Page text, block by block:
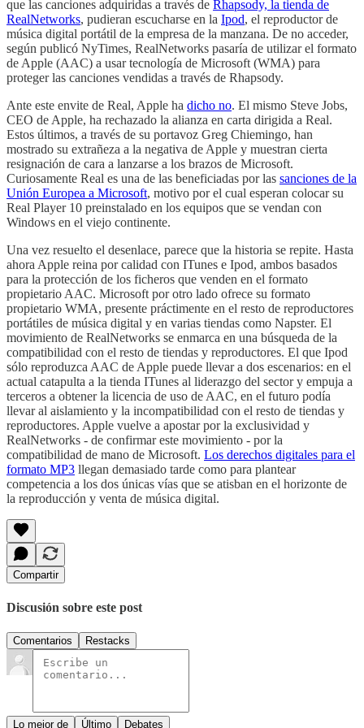
que las canciones adquiridas a través de Rhapsody, la tienda de
RealNetworks, pudieran escucharse en la Ipod, el reproductor de
música digital portátil de la empresa de la manzana. De no acceder,
según publicó NyTimes, RealNetworks pasaría de utilizar el formato
de Apple (AAC) a usar tecnología de Microsoft (WMA) para
proteger las canciones vendidas a través de Rhapsody.
Ante este envite de Real, Apple ha dicho no. El mismo Steve Jobs,
CEO de Apple, ha rechazado la alianza en carta dirigida a Real.
Estos últimos, a través de su portavoz Greg Chiemingo, han
mostrado su extrañeza a la negativa de Apple y muestran cierta
resignación de cara a lanzarse a los brazos de Microsoft.
Curiosamente Real es una de las beneficiadas por las sanciones de la
Unión Europea a Microsoft, motivo por el cual esperan colocar su
Real Player 10 preinstalado en los equipos que se vendan con
Windows en el viejo continente.
Una vez resuelto el desenlace, parece que la historia se repite. Hasta
ahora Apple reina por calidad con ITunes e Ipod, ambos basados
para la protección de los ficheros que venden en el formato
propietario AAC. Microsoft por otro lado ofrece su formato
propietario WMA, presente práctimente en el resto de reproductores
portátiles de música digital y en varias tiendas como Napster. El
movimiento de RealNetworks se enmarca en una búsqueda de la
compatibilidad con el resto de tiendas y reproductores. El que Ipod
sólo reproduzca AAC de Apple puede llevar a dos escenarios: en el
actual catapulta a la tienda ITunes al liderazgo del sector y empuja a
terceros a obtener la licencia de uso de AAC, en el futuro podía
llevar al aislamiento y la incompatibilidad con el resto de tiendas y
reproductores. Apple vuelve a apostar por la exclusividad y
RealNetworks - de confirmar este movimiento - por la
compatibilidad de mano de Microsoft. Los derechos digitales para el
formato MP3 llegan demasiado tarde como para plantear
competencia a los dos únicas vías que se atisban en el horizonte de
la reproducción y venta de música digital.
Compartir
Discusión sobre este post
Comentarios Restacks
Lo mejor de Último Debates